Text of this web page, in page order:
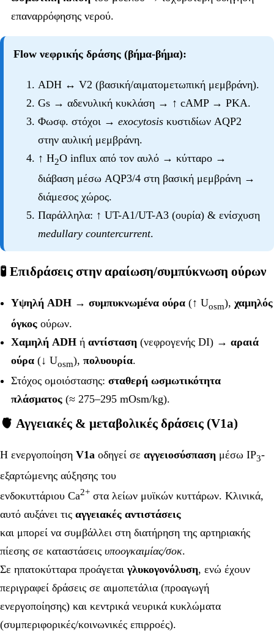
επαναρρόφησης νερού.
Flow νεφρικής δράσης (βήμα-βήμα):
ADH ↔ V2 (βασική/αιματομετωπική μεμβράνη).
Gs → αδενυλική κυκλάση → ↑ cAMP → PKA.
Φωσφ. στόχοι → exocytosisκυστιδίων AQP2
στην αυλική μεμβράνη.
↑ H2O influx από τον αυλό → κύτταρο →
διάβαση μέσω AQP3/4 στη βασική μεμβράνη →
διάμεσος χώρος.
Παράλληλα: ↑ UT-A1/UT-A3 (ουρία) & ενίσχυση
medullary countercurrent.
🧪 Επιδράσεις στην αραίωση/συμπύκνωση ούρων
Υψηλή ADH → συμπυκνωμένα ούρα (↑ Uosm), χαμηλός
όγκος ούρων.
Χαμηλή ADH ή αντίσταση (νεφρογενής DI) → αραιά
ούρα (↓ Uosm), πολυουρία.
Στόχος ομοιόστασης: σταθερή ωσμωτικότητα
πλάσματος (≈ 275–295 mOsm/kg).
🫀 Αγγειακές & μεταβολικές δράσεις (V1a)
Η ενεργοποίηση V1a οδηγεί σε αγγειοσύσπαση μέσω IP3-
εξαρτώμενης αύξησης του
ενδοκυττάριου Ca2+ στα λείων μυϊκών κυττάρων. Κλινικά,
αυτό αυξάνει τις αγγειακές αντιστάσεις
και μπορεί να συμβάλλει στη διατήρηση της αρτηριακής
πίεσης σε καταστάσεις υποογκαιμίας/σοκ.
Σε ηπατοκύτταρα προάγεται γλυκογονόλυση, ενώ έχουν
περιγραφεί δράσεις σε αιμοπετάλια (προαγωγή
ενεργοποίησης) και κεντρικά νευρικά κυκλώματα
(συμπεριφορικές/κοινωνικές επιρροές).